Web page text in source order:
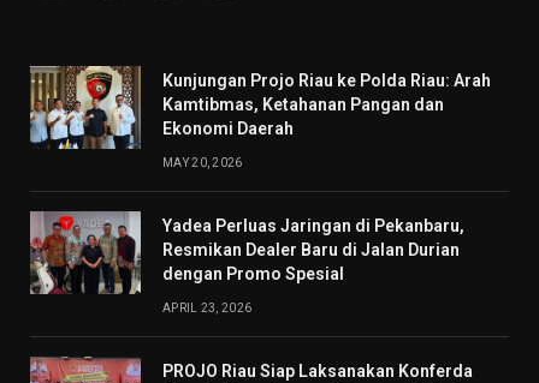
Kunjungan Projo Riau ke Polda Riau: Arah
Kamtibmas, Ketahanan Pangan dan
Ekonomi Daerah
MAY 20, 2026
Yadea Perluas Jaringan di Pekanbaru,
Resmikan Dealer Baru di Jalan Durian
dengan Promo Spesial
APRIL 23, 2026
PROJO Riau Siap Laksanakan Konferda